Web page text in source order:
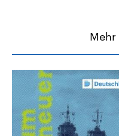
Mehr